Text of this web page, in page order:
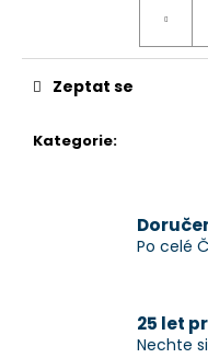
Kategorie:
Zeptat se
Po celé
25 let
Nechte